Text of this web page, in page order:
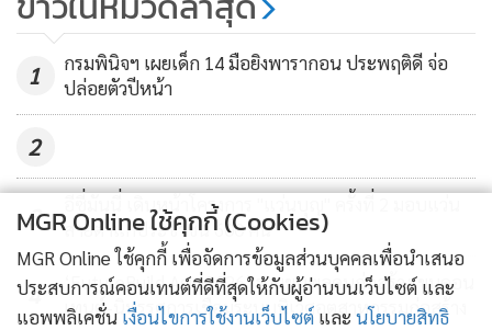
3,293
1
กรมพินิจฯ เผยเด็ก 14 มือยิงพารากอน ประพฤติดี จ่อ
ปล่อยตัวปีหน้า
2
3
อีซี่มันนี่ เดินหน้าโครงการ "แว่นบุญ" ครั้งที่ 2 มอบแว่น
สายตาแก่ประชาชน 600 คน
4
‘FutureBuild Asia 2026’ รวมขุนพลคนก่อสร้าง ขนคอน
เทนต์-นิทรรศการเชื่อมระบบนิเวศอุตสาหกรรมก่อสร้าง
MGR Online ใช้คุกกี้ (Cookies)
MGR Online ใช้คุกกี้ เพื่อจัดการข้อมูลส่วนบุคคลเพื่อนำเสนอ
ประสบการณ์คอนเทนต์ที่ดีที่สุดให้กับผู้อ่านบนเว็บไซต์ และ
แอพพลิเคชั่น เงื่อนไขการใช้งานเว็บไซต์ และ นโยบายสิทธิ